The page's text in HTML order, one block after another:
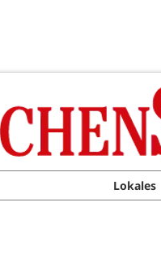
Lokales